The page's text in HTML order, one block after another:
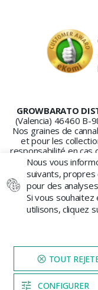
GROWBARATO
(Valencia) 46460 B-
Nos graines de
et pour les
responsabilité en cas
Nous vous
suivants,
pour des
Si vous souhaitez
utilisons, cliquez
CONFIGURER